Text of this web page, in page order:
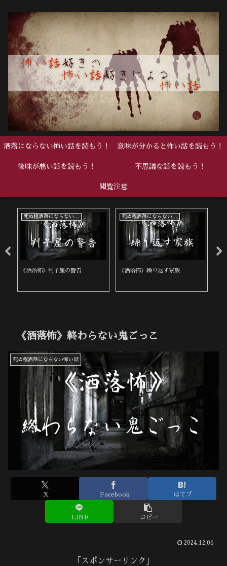
洒落にならない怖い話を読もう！ 意味が分かると怖い話を読もう！
後味が悪い話を読もう！ 不思議な話を読もう！
閲覧注意
死ぬ程洒落にならない怖い話
《洒落怖》判子屋の警告
死ぬ程洒落にならない怖い話
《洒落怖》繰り返す家族
《洒落怖》終わらない鬼ごっこ
死ぬ程洒落にならない怖い話
X Facebook はてブ
LINE コピー
2024.12.06
「スポンサーリンク」